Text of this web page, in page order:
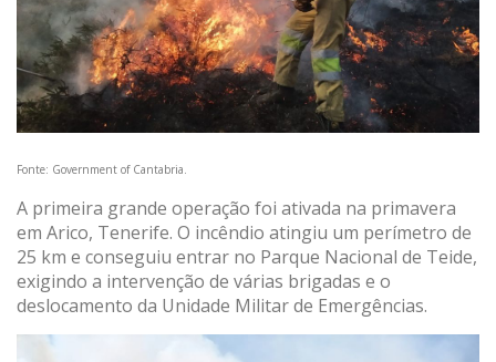
Fonte: Government of Cantabria.
A primeira grande operação foi ativada na primavera
em Arico, Tenerife. O incêndio atingiu um perímetro de
25 km e conseguiu entrar no Parque Nacional de Teide,
exigindo a intervenção de várias brigadas e o
deslocamento da Unidade Militar de Emergências.